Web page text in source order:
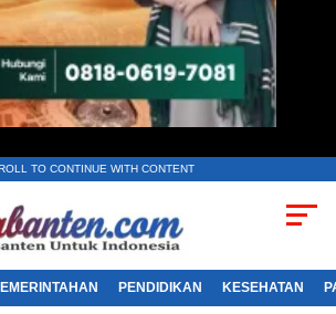
TO CONTINUE WITH CONTENT
PENDIDIKAN KESEHATAN